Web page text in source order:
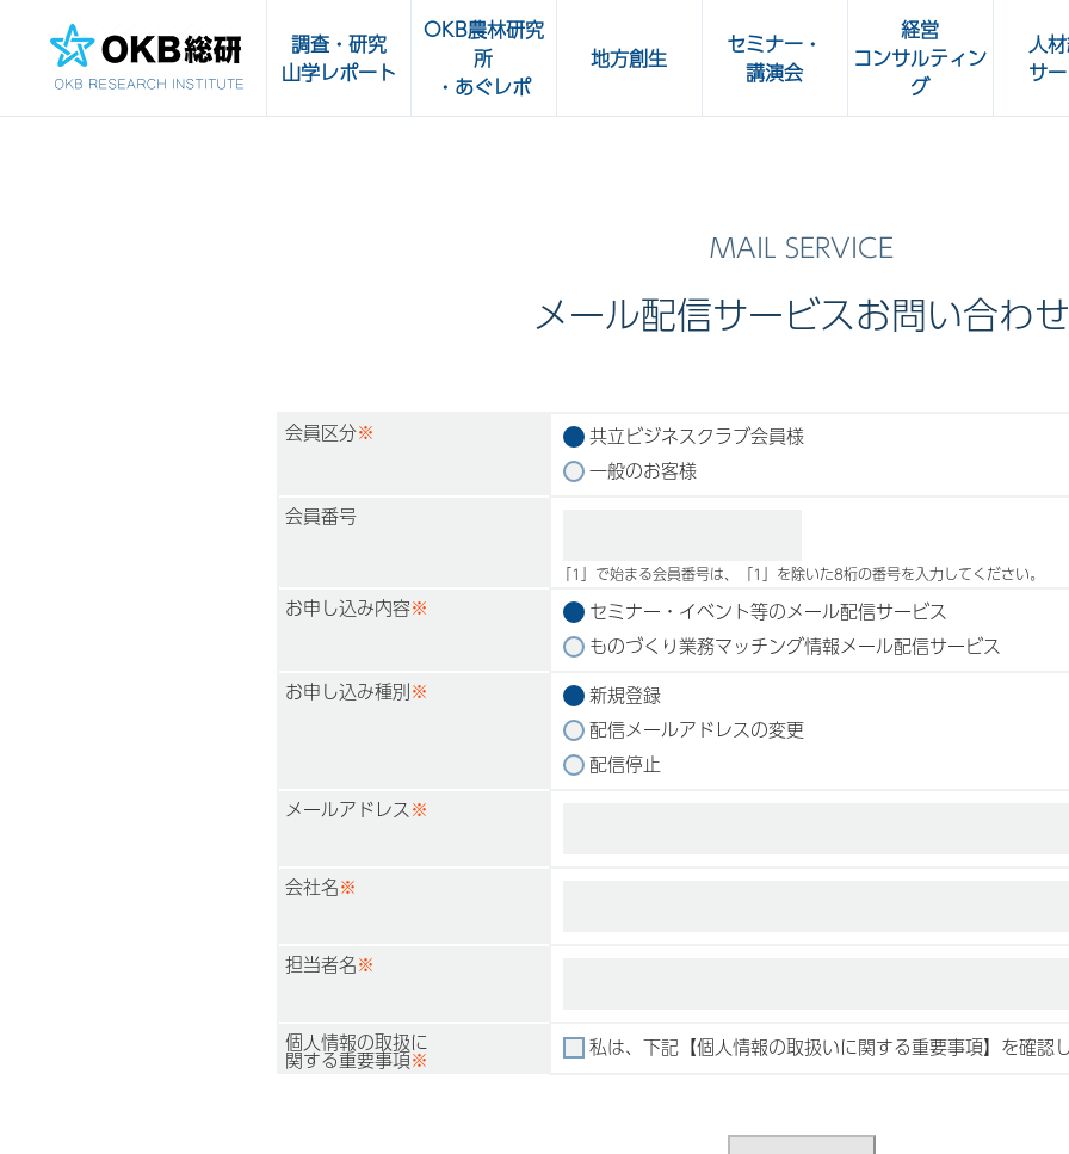
調査・研究
山学レポート
OKB農林研究
所
・あぐレポ
地方創生
セミナー・
講演会
共立ビジネスクラブ講演会
OKBグリーンセミナー・
OKBカルチャーセミナー
経営
コンサルティン
グ
人
サ
メール配信サービスお問い合わせ
会員区分※
共立ビジネスクラブ会員様
一般のお客様
会員番号
「1」で始まる会員番号は、「1」を除いた8桁の番号を入力してください。
お申し込み内容※
セミナー・イベント等のメール配信サービス
ものづくり業務マッチング情報メール配信サービス
お申し込み種別※
新規登録
配信メールアドレスの変更
配信停止
メールアドレス※
会社名※
担当者名※
個人情報の取扱に
関する重要事項※ 私は、下記【個人情報の取扱いに関する重要事項】を確認